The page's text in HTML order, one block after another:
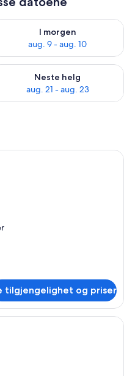
8 - aug. 9
I morgen
aug. 9 - aug. 10
tilgjengelighet for i
aug. 14 - aug. 16
Neste helg
aug. 21 - aug. 23
tilgjengelighet for
– deluxe | Minibar, safe
tilgjengelighet og priser
– junior, utsikt mot innsjø |